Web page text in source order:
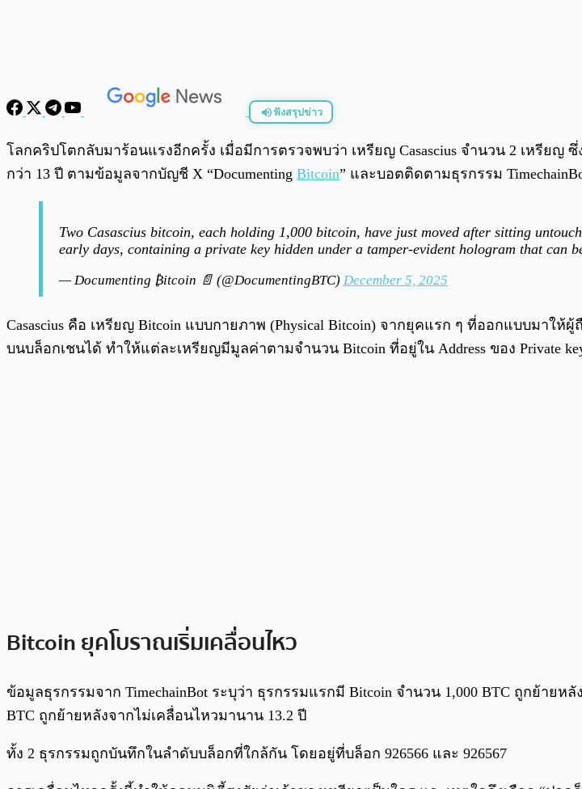
ฟังสรุปข่าว
พร้อมเล่น
โลกคริปโตกลับมาร้อนแรงอีกครั้ง เมื่อมีการตรวจพบว่า เหรียญ Casascius จำนวน 2 เหรียญ
กว่า 13 ปี ตามข้อมูลจากบัญชี X “Documenting Bitcoin” และบอตติดตามธุรกรรม
Two Casascius bitcoin, each holding 1,000 bitcoin, have just moved after sitting
early days, containing a private key hidden under a tamper-evident hologram that can
— Documenting ₿itcoin 📄 (@DocumentingBTC) December 5, 2025
Casascius คือ เหรียญ​ Bitcoin แบบกายภาพ (Physical Bitcoin) จากยุคแรก ๆ ที่ออกแบบมาให้
บนบล็อกเชนได้ ทำให้แต่ละเหรียญมีมูลค่าตามจำนวน Bitcoin ที่อยู่ใน Address ของ Private
Bitcoin ยุคโบราณเริ่มเคลื่อนไหว
ข้อมูลธุรกรรมจาก TimechainBot ระบุว่า ธุรกรรมแรกมี Bitcoin จำนวน 1,000 BTC ถูกย้ายห
BTC ถูกย้ายหลังจากไม่เคลื่อนไหวมานาน 13.2 ปี
ทั้ง 2 ธุรกรรมถูกบันทึกในลำดับบล็อกที่ใกล้กัน โดยอยู่ที่บล็อก 926566 และ 926567